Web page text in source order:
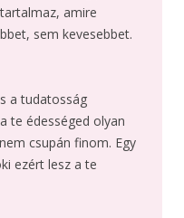
amire
sem kevesebbet.
a tudatosság
te édességed olyan
csupán finom. Egy
ezért lesz a te